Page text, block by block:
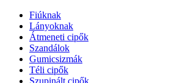
Fiúknak
Lányoknak
Átmeneti cipők
Szandálok
Gumicsizmák
Téli cipők
Szupinált cipők